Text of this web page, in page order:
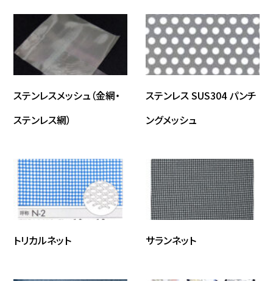
ステンレスメッシュ（金網・
ステンレス網）
ステンレス SUS304 パンチ
ングメッシュ
トリカルネット サランネット